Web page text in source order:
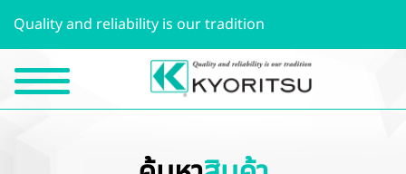
Quality and reliability is our tradition